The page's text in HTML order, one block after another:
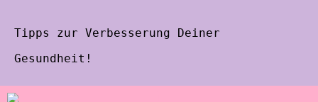
Tipps zur Verbesserung Deiner
Gesundheit!